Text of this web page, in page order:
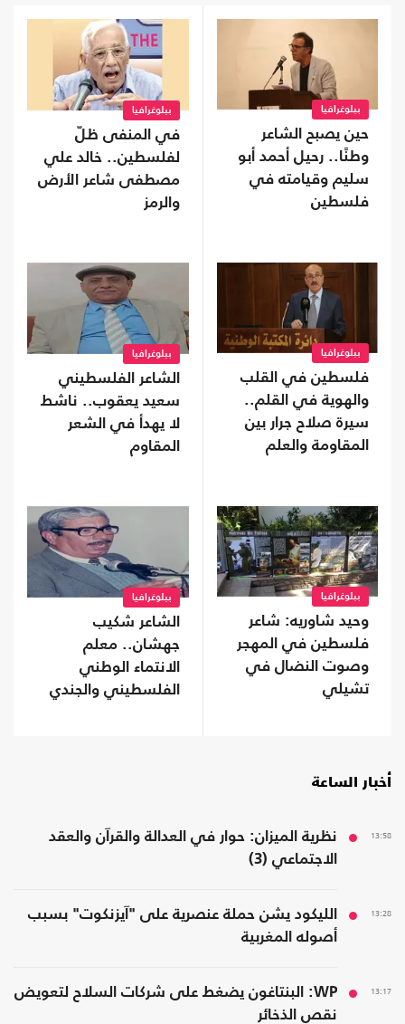
ببلوغرافيا
حين يصبح الشاعر
وطنًا.. رحيل أحمد أبو
سليم وقيامته في
فلسطين
ببلوغرافيا
في المنفى ظلّ
لفلسطين.. خالد علي
مصطفى شاعر الأرض
والرمز
ببلوغرافيا
فلسطين في القلب
والهوية في القلم..
سيرة صلاح جرار بين
المقاومة والعلم
ببلوغرافيا
الشاعر الفلسطيني
سعيد يعقوب.. ناشط
لا يهدأ في الشعر
المقاوم
ببلوغرافيا
وحيد شاوريه: شاعر
فلسطين في المهجر
وصوت النضال في
تشيلي
ببلوغرافيا
الشاعر شكيب
جهشان.. معلم
الانتماء الوطني
الفلسطيني والجندي
أخبار الساعة
13:58
نظرية الميزان: حوار في العدالة والقرآن والعقد
الاجتماعي (3)
13:28
الليكود يشن حملة عنصرية على "آيزنكوت" بسبب
أصوله المغربية
13:17
WP: البنتاغون يضغط على شركات السلاح لتعويض
نقص الذخائر